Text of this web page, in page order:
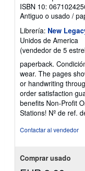
ISBN 10:
Antiguo o usado /
Librería: New
Unidos de America
(vendedor de 5
paperback.
wear. The pages
or handwriting
order satisfaction
benefits Non-Profit
Stations! Nº de ref.
Contactar al vendedor
Comprar usado